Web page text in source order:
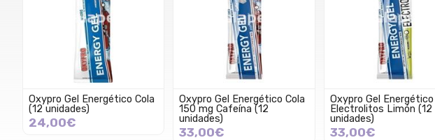
Oxypro Gel Energético Cola
(12 unidades)
24,00€
Oxypro Gel Energético Cola
150 mg Cafeína (12
unidades)
33,00€
Oxypro Gel Energético
Electrolitos Limón (12
unidades)
33,00€